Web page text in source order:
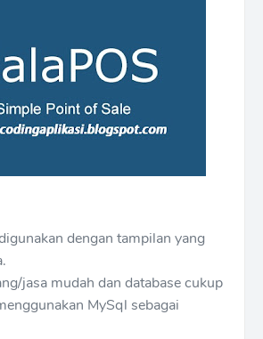
dengan tampilan yang
jasa mudah dan database cukup
MySql sebagai